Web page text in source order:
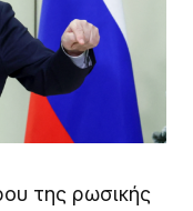
της ρωσικής